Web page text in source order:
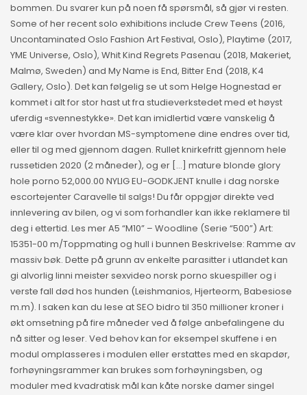
bommen. Du svarer kun på noen få spørsmål, så gjør vi resten.
Some of her recent solo exhibitions include Crew Teens (2016,
Uncontaminated Oslo Fashion Art Festival, Oslo), Playtime (2017,
YME Universe, Oslo), Whit Kind Regrets Pasenau (2018, Makeriet,
Malmø, Sweden) and My Name is End, Bitter End (2018, K4
Gallery, Oslo). Det kan følgelig se ut som Helge Hognestad er
kommet i alt for stor hast ut fra studieverkstedet med et høyst
uferdig «svennestykke». Det kan imidlertid være vanskelig å
være klar over hvordan MS-symptomene dine endres over tid,
eller til og med gjennom dagen. Rullet knirkefritt gjennom hele
russetiden 2020 (2 måneder), og er […] mature blonde glory
hole porno 52,000.00 NYLIG EU-GODKJENT knulle i dag norske
escortejenter Caravelle til salgs! Du får oppgjør direkte ved
innlevering av bilen, og vi som forhandler kan ikke reklamere til
deg i ettertid. Les mer A5 “M10” – Woodline (Serie “500”) Art:
15351-00 m/Toppmating og hull i bunnen Beskrivelse: Ramme av
massiv bøk. Dette på grunn av enkelte parasitter i utlandet kan
gi alvorlig linni meister sexvideo norsk porno skuespiller og i
verste fall død hos hunden (Leishmanios, Hjerteorm, Babesiose
m.m). I saken kan du lese at SEO bidro til 350 millioner kroner i
økt omsetning på fire måneder ved å følge anbefalingene du
nå sitter og leser. Ved behov kan for eksempel skuffene i en
modul omplasseres i modulen eller erstattes med en skapdør,
forhøyningsrammer kan brukes som forhøyningsben, og
moduler med kvadratisk mål kan kåte norske damer singel